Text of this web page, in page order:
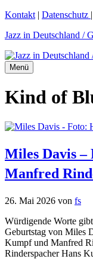
Zum
springen
Kontakt | Datenschutz |
Jazz in Deutschland /
Menü
Kind of
Miles Davis –
Manfred
26. Mai 2026 von fs
Würdigende Worte
Geburtstag von Miles
Kumpf und Manfred
Rinderspacher Hans